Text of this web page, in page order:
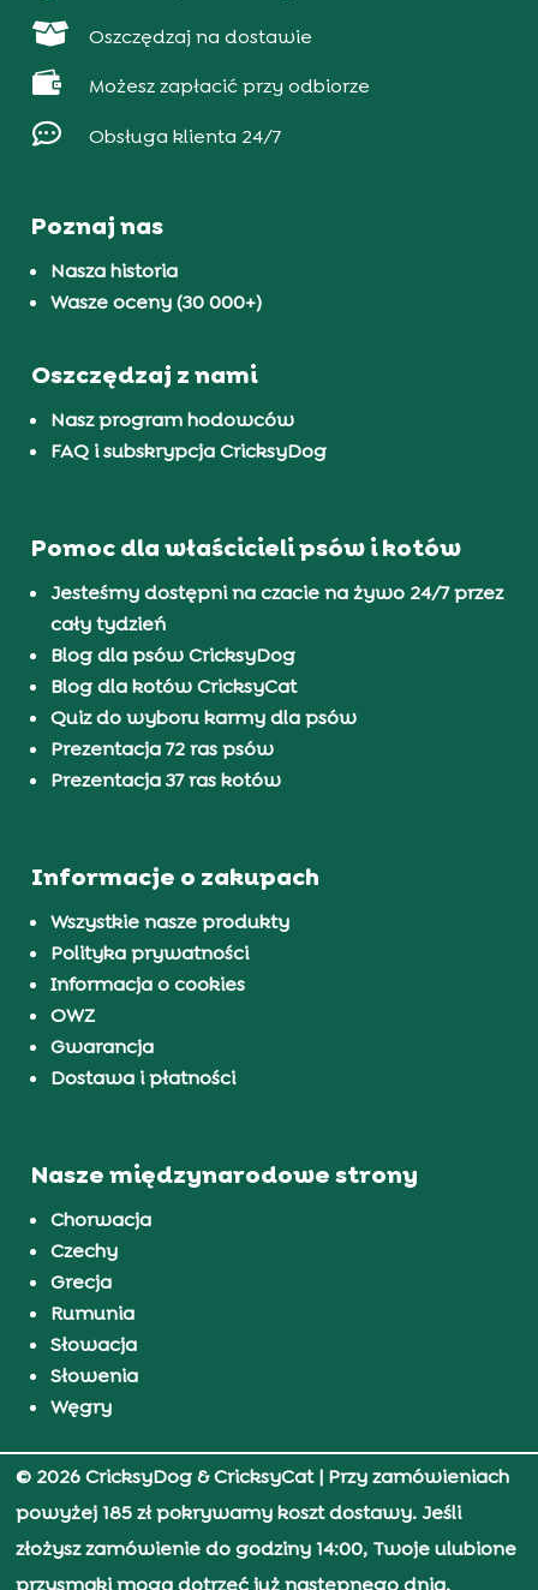
 Oszczędzaj na dostawie
 Możesz zapłacić przy odbiorze
 Obsługa klienta 24/7
Poznaj nas
Nasza historia
Wasze oceny (30 000+)
Oszczędzaj z nami
Nasz program hodowców
FAQ i subskrypcja CricksyDog
Pomoc dla właścicieli psów i kotów
Jesteśmy dostępni na czacie na żywo 24/7 przez
cały tydzień
Blog dla psów CricksyDog
Blog dla kotów CricksyCat
Quiz do wyboru karmy dla psów
Prezentacja 72 ras psów
Prezentacja 37 ras kotów
Informacje o zakupach
Wszystkie nasze produkty
Polityka prywatności
Informacja o cookies
OWZ
Gwarancja
Dostawa i płatności
Nasze międzynarodowe strony
Chorwacja
Czechy
Grecja
Rumunia
Słowacja
Słowenia
Węgry
© 2026 CricksyDog & CricksyCat| Przy zamówieniach
powyżej 185 zł pokrywamy koszt dostawy. Jeśli
złożysz zamówienie do godziny 14:00, Twoje ulubione
przysmaki mogą dotrzeć już następnego dnia.